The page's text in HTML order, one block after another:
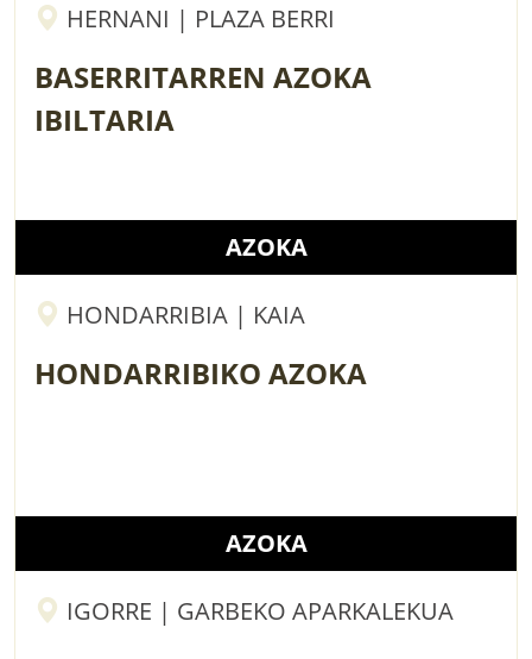
HERNANI | PLAZA BERRI
BASERRITARREN AZOKA
IBILTARIA
AZOKA
HONDARRIBIA | KAIA
HONDARRIBIKO AZOKA
AZOKA
IGORRE | GARBEKO APARKALEKUA